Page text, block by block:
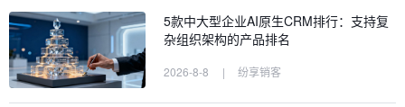
5款中大型企业AI原生CRM排行：支持复
杂组织架构的产品排名
2026-8-8 | 纷享销客